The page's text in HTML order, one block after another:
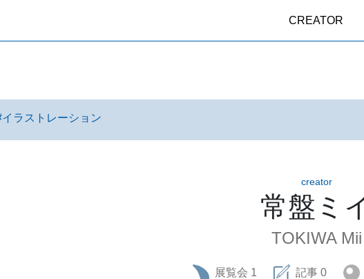
CREATOR
イラストレーション
creator
常盤ミ
TOKIWA Mii
展覧会 1 記事 0